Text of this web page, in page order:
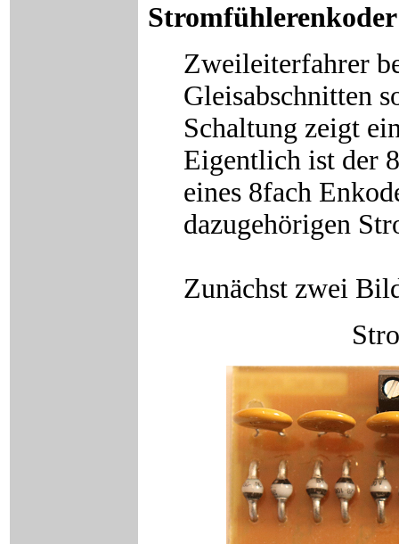
Zweileiterfahrer
Gleisabschnitten
Schaltung zeigt
Eigentlich ist der
eines 8fach
dazugehörigen
Zunächst zwei